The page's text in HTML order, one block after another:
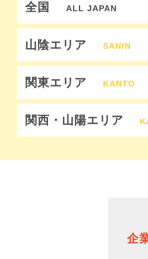
全国 ALL JAPAN
山陰エリア SANIN
関東エリア KANTO
関西・山陽エリア
企